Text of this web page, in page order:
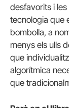
desfavorits i
tecnologia que
bombolla, a
menys els ulls
que
algorítmica
que